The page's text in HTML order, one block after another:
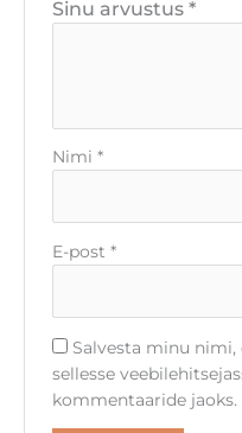
Sinu arvustus *
Nimi *
E-post *
Salvesta minu nimi,
sellesse
kommentaaride jaoks.